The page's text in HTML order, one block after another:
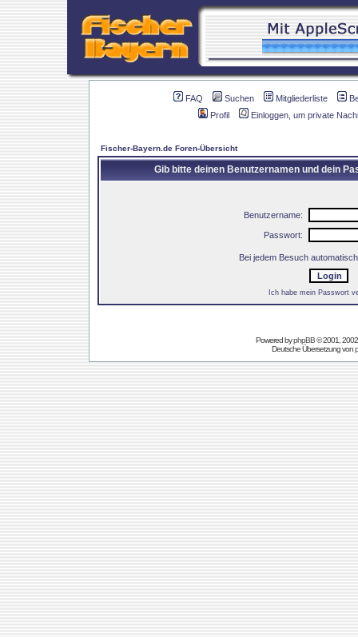
FAQ Suchen Mitgliederliste
Profil
Einloggen, um private
Fischer-Bayern.de Foren-Übersicht
Gib bitte deinen Benutzernamen und dein
Benutzername:
Passwort:
Bei jedem Besuch
Ich habe mein Passwort
Powered byphpBB© 2001,
Deutsche Übersetzung von